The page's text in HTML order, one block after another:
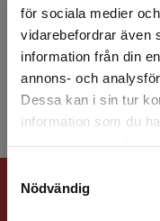
för sociala medier
vidarebefordrar även
information från din
annons- och
Dessa kan i sin tur
information som du
Nödvändig
Det verkar som
Vi erbjuder inte
att kunna slutföra
Lena Wiklund
sjuksköterska
psykiatrisk vård
psykoterapeut.